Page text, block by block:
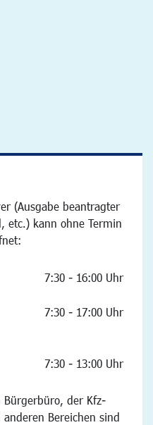
(Ausgabe beantragter
etc.) kann ohne Termin
7:30 - 16:00 Uhr
7:30 - 17:00 Uhr
7:30 - 13:00 Uhr
Bürgerbüro, der Kfz-
Bereichen sind